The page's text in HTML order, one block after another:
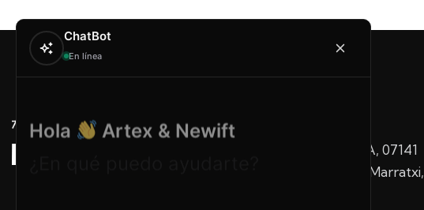
Carrer Conradors, 10A, 07141
Poligono Industrial de Marratxi,
ChatBot
En línea
Hola
Artex & Newift